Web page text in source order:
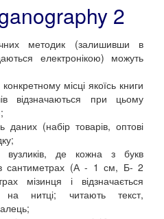
2
методик (залишивши в
електронікою) можуть
місці якоїсь книги
відзначаються при цьому
даних (набір товарів, оптові
де кожна з букв
в сантиметрах (А - 1 см, Б- 2
мізинця і відзначається
нитці; читають текст,